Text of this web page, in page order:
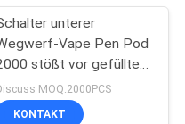
unterer
Vape Pen Pod
stößt vor gefülltes
luftMOQ:2000PCS
KONTAKT